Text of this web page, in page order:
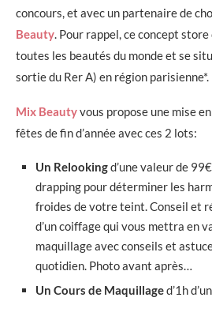
concours, et avec un partenaire de
Beauty. Pour rappel, ce concept store
toutes les beautés du monde et se
sortie du Rer A) en région parisienne*.
Mix Beautyvous propose une mise
fêtes de fin d’année avec ces 2 lots:
Un Relookingd’une valeur de
drapping pour déterminer les
froides de votre teint. Conseil et
d’un coiffage qui vous mettra en
maquillage avec conseils et
quotidien. Photo avant après…
Un Cours de Maquillaged’1h